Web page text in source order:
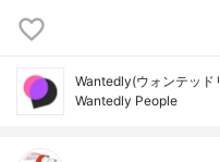
Wantedly(ウォンテッド
Wantedly People